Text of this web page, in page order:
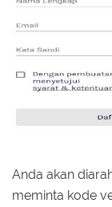
Anda akan
meminta kode